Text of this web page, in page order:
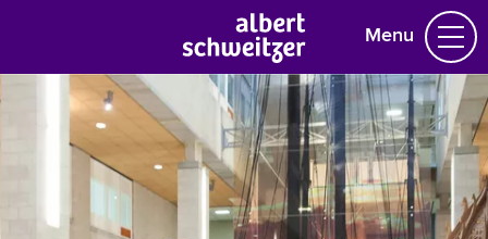
Menu
Homepage
Jaaroverzicht 2026
Jaaroverzicht 2025
Archief